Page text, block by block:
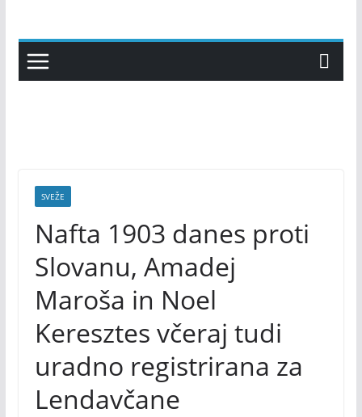
content
SVEŽE
Nafta 1903 danes proti
Slovanu, Amadej
Maroša in Noel
Keresztes včeraj tudi
uradno registrirana za
Lendavčane